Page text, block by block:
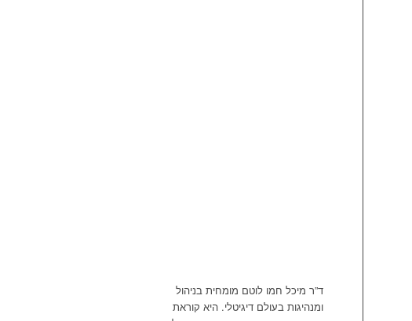
ד”ר מיכל חמו לוטם מומחית בניהול
ומנהיגות בעולם דיגיטלי. היא קוראת